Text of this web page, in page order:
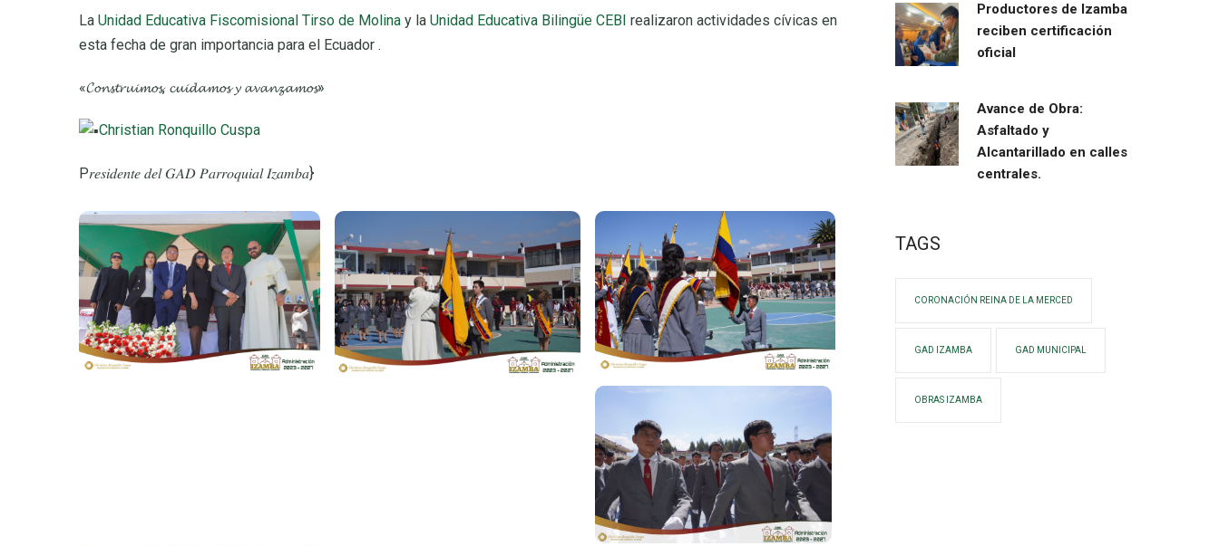
La Unidad Educativa Fiscomisional Tirso de Molina y la Unidad Educativa Bilingüe CEBI realizaron actividades cívicas en
esta fecha de gran importancia para el Ecuador .
«𝓒𝓸𝓷𝓼𝓽𝓻𝓾𝓲𝓶𝓸𝓼, 𝓬𝓾𝓲𝓭𝓪𝓶𝓸𝓼 𝔂 𝓪𝓿𝓪𝓷𝔃𝓪𝓶𝓸𝓼»
Christian Ronquillo Cuspa
P𝑟𝑒𝑠𝑖𝑑𝑒𝑛𝑡𝑒 𝑑𝑒𝑙 𝐺𝐴𝐷 𝑃𝑎𝑟𝑟𝑜𝑞𝑢𝑖𝑎𝑙 𝐼𝑧𝑎𝑚𝑏𝑎}
Productores de Izamba
reciben certificación
oficial
Avance de Obra:
Asfaltado y
Alcantarillado en calles
centrales.
TAGS
CORONACIÓN REINA DE LA MERCED
GAD IZAMBA GAD MUNICIPAL
OBRAS IZAMBA